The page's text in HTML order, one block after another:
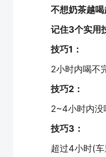
不想奶茶越喝
记住3个实用
技巧1：
2小时内喝不完
技巧2：
2~4小时内没喝
技巧3：
超过4小时(车